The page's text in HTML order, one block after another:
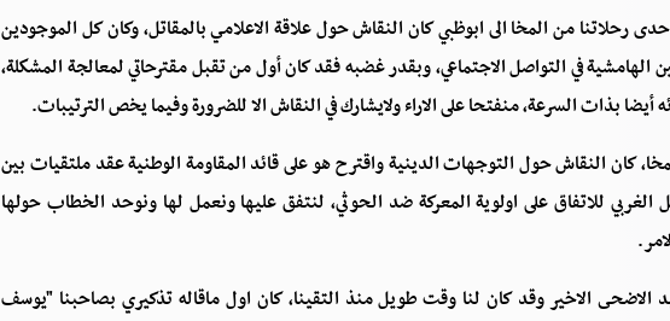
رحلاتنا من المخا الى ابوظبي كان النقاش حول علاقة الاعلامي بالمقاتل، وكان كل الموجودين
الهامشية في التواصل الاجتماعي، وبقدر غضبه فقد كان أول من تقبل مقترحاتي لمعالجة المشكلة،
بذات السرعة، منفتحا على الاراء ولايشارك في النقاش الا للضرورة وفيما يخص الترتيبات.
كان النقاش حول التوجهات الدينية واقترح هو على قائد المقاومة الوطنية عقد ملتقيات بين
الغربي للاتفاق على اولوية المعركة ضد الحوثي، لنتفق عليها ونعمل لها ونوحد الخطاب حولها
الاضحى الاخير وقد كان لنا وقت طويل منذ التقينا، كان اول ماقاله تذكيري بصاحبنا "يوسف